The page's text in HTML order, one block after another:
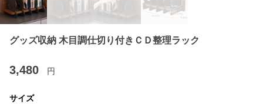
グッズ収納 木目調仕切り付きＣＤ整理ラック
3,480 円
サイズ